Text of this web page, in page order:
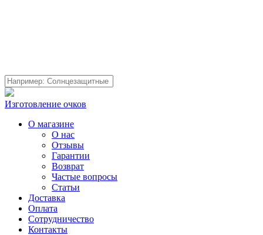
Изготовление очков
О магазине
О нас
Отзывы
Гарантии
Возврат
Частые вопросы
Статьи
Доставка
Оплата
Сотрудничество
Контакты